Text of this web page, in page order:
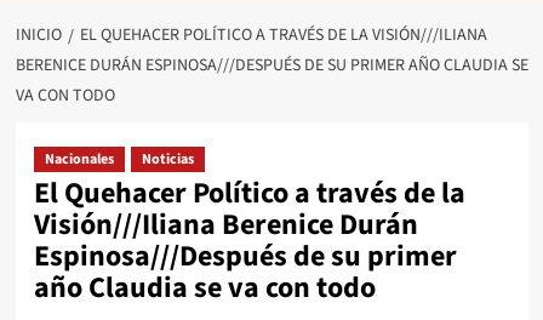
INICIO
EL QUEHACER POLÍTICO A TRAVÉS DE LA VISIÓN///ILIANA
BERENICE DURÁN ESPINOSA///DESPUÉS DE SU PRIMER AÑO CLAUDIA SE
VA CON TODO
Nacionales Noticias
El Quehacer Político a través de la
Visión///Iliana Berenice Durán
Espinosa///Después de su primer
año Claudia se va con todo